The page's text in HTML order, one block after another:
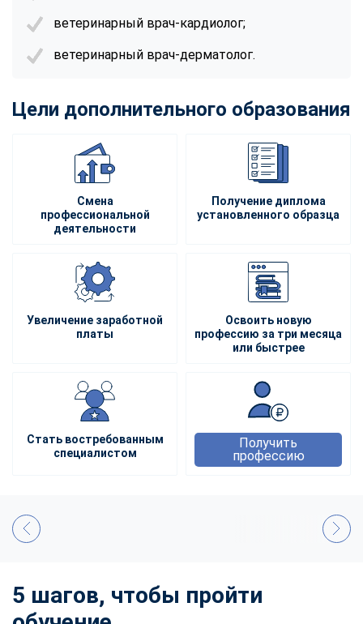
ветеринарный врач-кардиолог;
ветеринарный врач-дерматолог.
Цели дополнительного образования
Смена
профессиональной
деятельности
Получение диплома
установленного образца
Увеличение заработной
платы
Освоить новую
профессию за три месяца
или быстрее
Стать востребованным
специалистом
Получить
профессию
5 шагов, чтобы пройти